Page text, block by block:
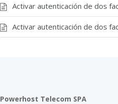
Activar autenticación de dos
Activar autenticación de dos
Powerhost Telecom SPA